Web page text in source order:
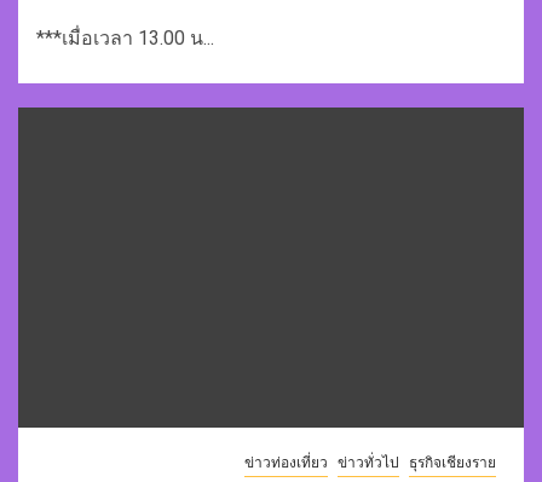
***เมื่อเวลา 13.00 น...
ข่าวท่องเที่ยว ข่าวทั่วไป ธุรกิจเชียงราย